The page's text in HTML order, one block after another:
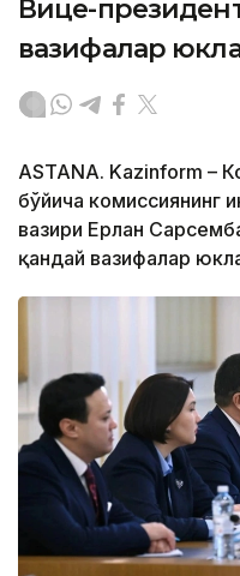
Вице-
вазифалар
АSTANА. Kazinform –
бўйича комиссиянинг
вазири Ерлан
қандай вазифалар